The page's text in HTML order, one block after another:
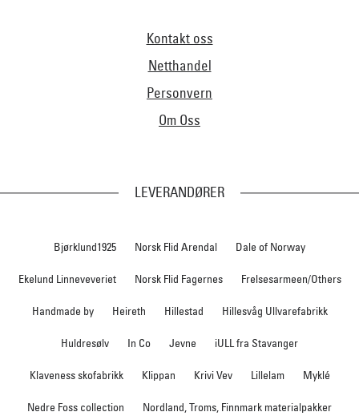
Kontakt oss
Netthandel
Personvern
Om Oss
LEVERANDØRER
Bjørklund1925 Norsk Flid Arendal Dale of Norway
Ekelund Linneveveriet Norsk Flid Fagernes Frelsesarmeen/Others
Handmade by Heireth Hillestad Hillesvåg Ullvarefabrikk
Huldresølv In Co Jevne iULL fra Stavanger
Klaveness skofabrikk Klippan Krivi Vev Lillelam Myklé
Nedre Foss collection Nordland, Troms, Finnmark materialpakker